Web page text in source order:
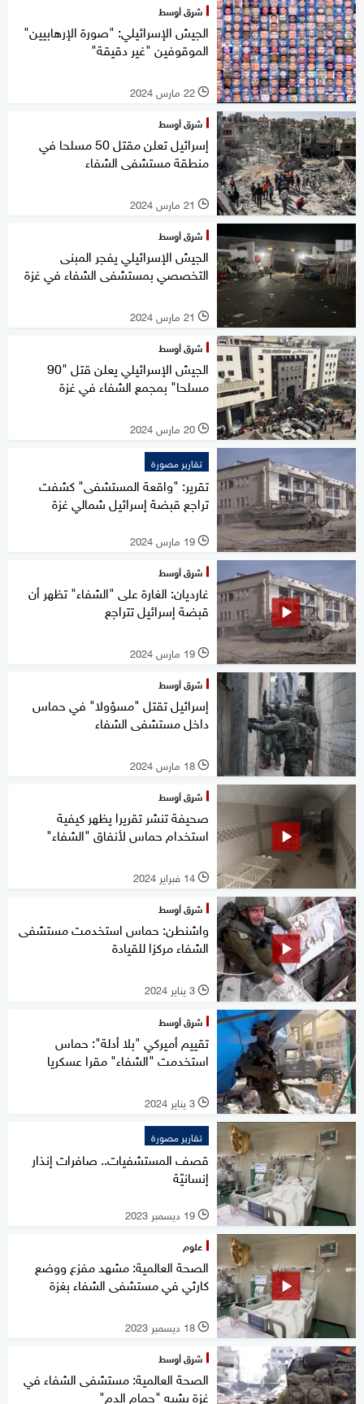
شرق أوسط
الجيش الإسرائيلي: "صورة الإرهابيين"
الموقوفين "غير دقيقة"
l 22 مارس 2024
شرق أوسط
إسرائيل تعلن مقتل 50 مسلحا في
منطقة مستشفى الشفاء
l 21 مارس 2024
شرق أوسط
الجيش الإسرائيلي يفجر المبنى
التخصصي بمستشفى الشفاء في غزة
l 21 مارس 2024
شرق أوسط
الجيش الإسرائيلي يعلن قتل "90
مسلحا" بمجمع الشفاء في غزة
l 20 مارس 2024
تقارير مصورة
تقرير: "واقعة المستشفى" كشفت
تراجع قبضة إسرائيل شمالي غزة
l 19 مارس 2024
شرق أوسط
غارديان: الغارة على "الشفاء" تظهر أن
قبضة إسرائيل تتراجع
l 19 مارس 2024
شرق أوسط
إسرائيل تقتل "مسؤولا" في حماس
داخل مستشفى الشفاء
l 18 مارس 2024
شرق أوسط
صحيفة تنشر تقريرا يظهر كيفية
استخدام حماس لأنفاق "الشفاء"
l 14 فبراير 2024
شرق أوسط
واشنطن: حماس استخدمت مستشفى
الشفاء مركزا للقيادة
l 3 يناير 2024
شرق أوسط
تقييم أميركي "بلا أدلة": حماس
استخدمت "الشفاء" مقرا عسكريا
l 3 يناير 2024
تقارير مصورة
قصف المستشفيات.. صافرات إنذار
إنسانيّة
l 19 ديسمبر 2023
علوم
الصحة العالمية: مشهد مفزع ووضع
كارثي في مستشفى الشفاء بغزة
l 18 ديسمبر 2023
شرق أوسط
الصحة العالمية: مستشفى الشفاء في
غزة يشبه "حمام الدم"